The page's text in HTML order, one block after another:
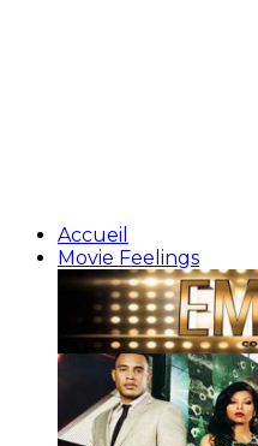
Accueil
Movie Feelings